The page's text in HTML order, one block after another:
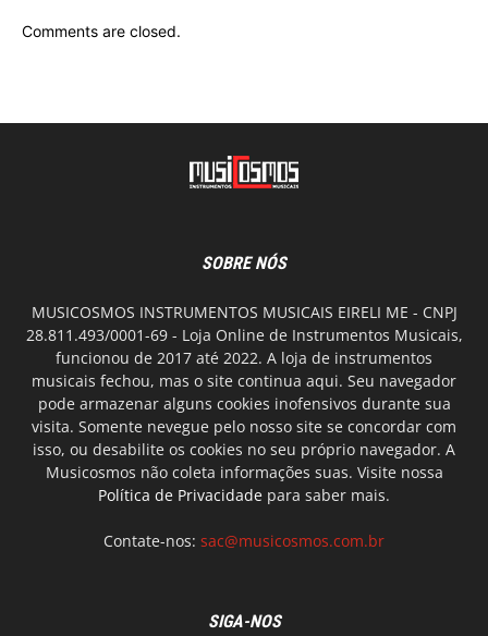
Comments are closed.
SOBRE NÓS
MUSICOSMOS INSTRUMENTOS MUSICAIS EIRELI ME - CNPJ
28.811.493/0001-69 - Loja Online de Instrumentos Musicais,
funcionou de 2017 até 2022. A loja de instrumentos
musicais fechou, mas o site continua aqui. Seu navegador
pode armazenar alguns cookies inofensivos durante sua
visita. Somente nevegue pelo nosso site se concordar com
isso, ou desabilite os cookies no seu próprio navegador. A
Musicosmos não coleta informações suas. Visite nossa
Política de Privacidade para saber mais.
Contate-nos: sac@musicosmos.com.br
SIGA-NOS